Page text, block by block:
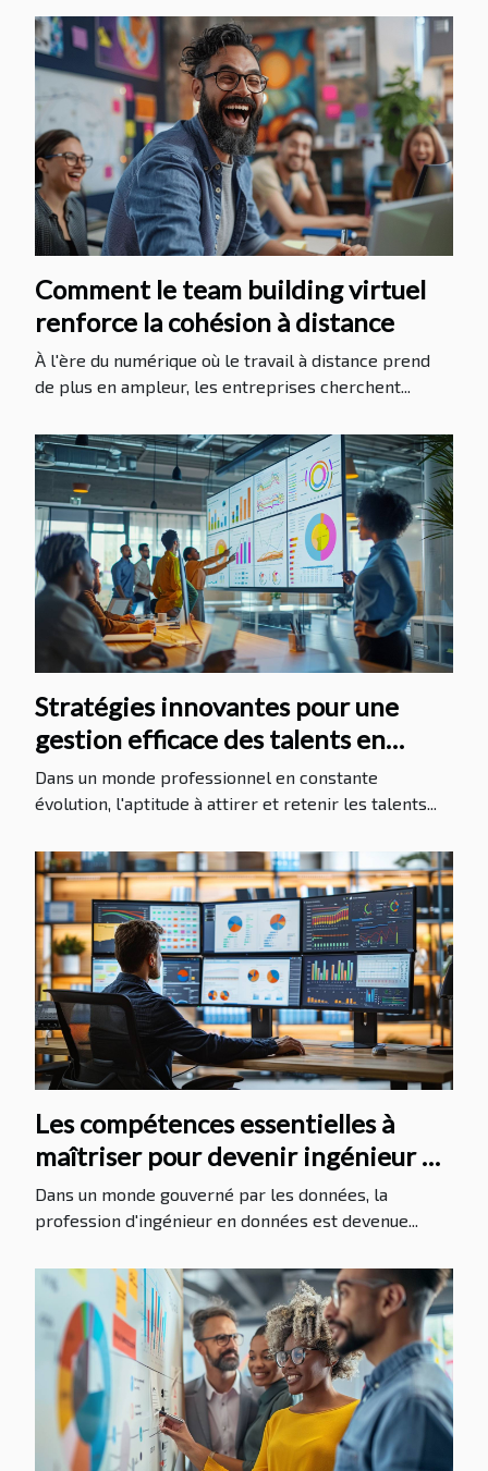
Comment le team building virtuel
renforce la cohésion à distance
À l'ère du numérique où le travail à distance prend
de plus en ampleur, les entreprises cherchent...
Stratégies innovantes pour une
gestion efficace des talents en
entreprise
Dans un monde professionnel en constante
évolution, l'aptitude à attirer et retenir les talents...
Les compétences essentielles à
maîtriser pour devenir ingénieur en
données
Dans un monde gouverné par les données, la
profession d'ingénieur en données est devenue...